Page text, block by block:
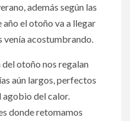
además según las
el otoño va a llegar
venía acostumbrando.
otoño nos regalan
aún largos, perfectos
agobio del calor.
donde retomamos